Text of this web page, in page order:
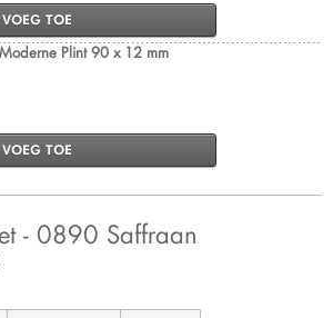
VOEG TOE
Plint 90 x 12 mm
VOEG TOE
- 0890 Saffraan